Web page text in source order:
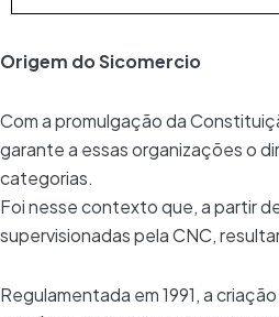
Origem do Sicomercio
Com a promulgação da
garante a essas organizações o
categorias.
Foi nesse contexto que, a partir
supervisionadas pela CNC,
Regulamentada em 1991, a